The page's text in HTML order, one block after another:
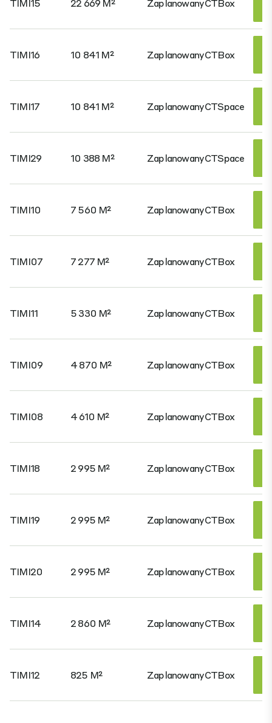
TIMI15 22 669 M² ZaplanowanyCTBox
TIMI16 10 841 M² ZaplanowanyCTBox
TIMI17 10 841 M² ZaplanowanyCTSpace
TIMI29 10 388 M² ZaplanowanyCTSpace
TIMI10 7 560 M² ZaplanowanyCTBox
TIMI07 7 277 M² ZaplanowanyCTBox
TIMI11 5 330 M² ZaplanowanyCTBox
TIMI09 4 870 M² ZaplanowanyCTBox
TIMI08 4 610 M² ZaplanowanyCTBox
TIMI18 2 995 M² ZaplanowanyCTBox
TIMI19 2 995 M² ZaplanowanyCTBox
TIMI20 2 995 M² ZaplanowanyCTBox
TIMI14 2 860 M² ZaplanowanyCTBox
TIMI12 825 M² ZaplanowanyCTBox